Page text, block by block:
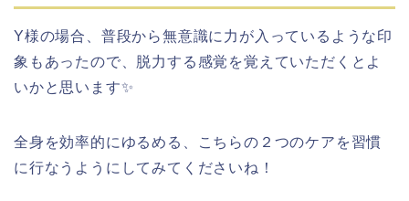
Y様の場合、普段から無意識に力が入っているような印
象もあったので、脱力する感覚を覚えていただくとよ
いかと思います✨
全身を効率的にゆるめる、こちらの２つのケアを習慣
に行なうようにしてみてくださいね！